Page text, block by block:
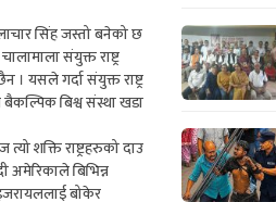
सिंह जस्तो बनेको छ
संयुक्त राष्ट्र
यसले गर्दा संयुक्त राष्ट्र
बिश्व संस्था खडा
शक्ति राष्ट्रहरुको दाउ
अमेरिकाले बिभिन्न
बोकेर